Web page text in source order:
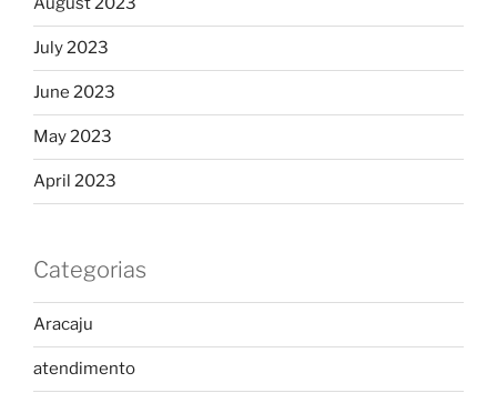
July 2023
June 2023
May 2023
April 2023
Categorias
Aracaju
atendimento